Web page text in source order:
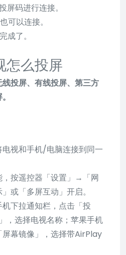
屏码进行连接。
可以连接。
成了。
怎么投屏
投屏、有线投屏、第三方
视和手机/电脑连接到同一
，按遥控器「设置」→「网
或「多屏互动」开启。
下拉通知栏，点击「投
，选择电视名称；苹果手机
幕镜像」，选择带AirPlay